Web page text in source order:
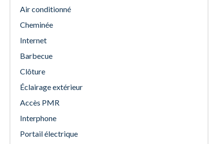
Air conditionné
Cheminée
Internet
Barbecue
Clôture
Éclairage extérieur
Accès PMR
Interphone
Portail électrique